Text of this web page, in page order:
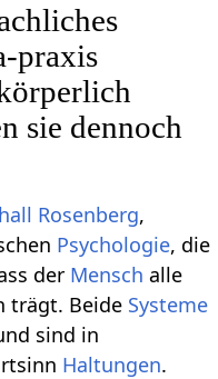
praxis
sie dennoch
Rosenberg,
Psychologie, die
der Mensch alle
trägt. Beide Systeme
sind in
Haltungen.